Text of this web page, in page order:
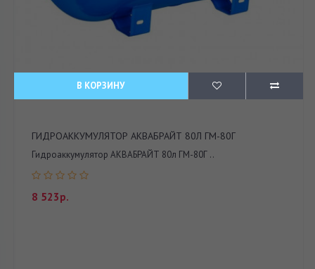
В КОРЗИНУ
ГИДРОАККУМУЛЯТОР АКВАБРАЙТ 80Л ГМ-80Г
Гидроаккумулятор АКВАБРАЙТ 80л ГМ-80Г ..
8 523р.